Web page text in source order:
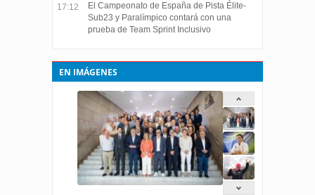
17:12
El Campeonato de España de Pista Élite-
Sub23 y Paralímpico contará con una
prueba de Team Sprint Inclusivo
EN IMÁGENES